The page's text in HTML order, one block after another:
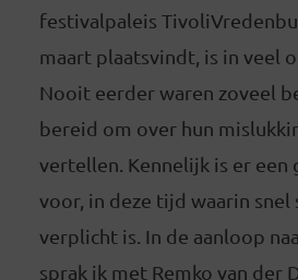
festivalpaleis
maart plaatsvindt, is in veel
Nooit eerder waren zoveel
bereid om over hun
vertellen. Kennelijk is er
voor, in deze tijd waarin snel
verplicht is. In de aanloop
sprak ik met Remko van der